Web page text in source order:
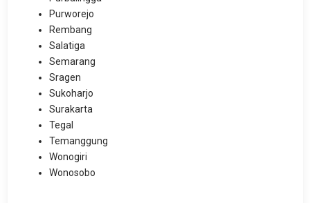
Purworejo
Rembang
Salatiga
Semarang
Sragen
Sukoharjo
Surakarta
Tegal
Temanggung
Wonogiri
Wonosobo